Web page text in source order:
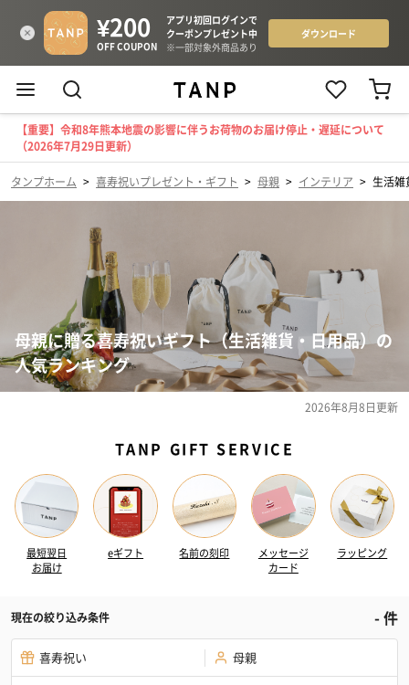
【重要】令和8年熊本地震の影響に伴うお荷物のお届け停止・遅延について
（2026年7月29日更新）
タンプホーム > 喜寿祝いプレゼント・ギフト > 母親 > インテリア > 生活雑
母親に贈る喜寿祝いギフト（生活雑貨・日用品）の
人気ランキング
2026年8月8日更新
TANP GIFT SERVICE
最短翌日
お届け
eギフト 名前の刻印
メッセージ
カード
ラッピング
現在の絞り込み条件 -件
喜寿祝い 母親